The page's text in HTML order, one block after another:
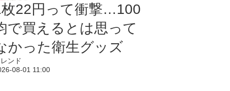
22円って衝撃…100
で買えるとは思って
かった衛生グッズ
レンド
08-01 11:00